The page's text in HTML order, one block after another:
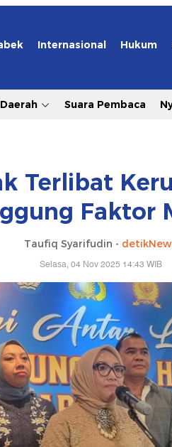
Internasional Hukum
Daerah Suara Pembaca
Terlibat
Faktor
Taufiq Syarifudin -
Selasa, 04 Nov 2025 14:43 WIB